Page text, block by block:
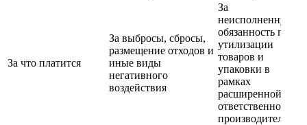
За что платится
За выбросы, сбросы,
размещение отходов и
иные виды
негативного
воздействия
За
неисполненную
обязанность по
утилизации
товаров и
упаковки в
рамках
расширенной
ответственности
производителя